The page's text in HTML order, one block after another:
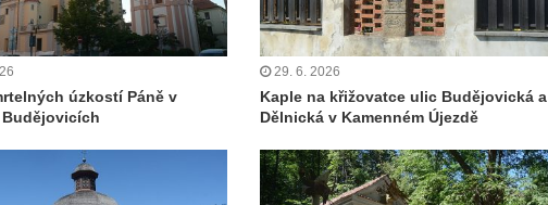
úzkostí Páně v
29. 6. 2026
Kaple na křižovatce ulic Budějovická a
Dělnická v Kamenném Újezdě